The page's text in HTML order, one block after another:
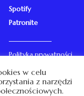
Polityka prywatności
Kontakt
Spotify
Patronite
w celu
z narzędzi